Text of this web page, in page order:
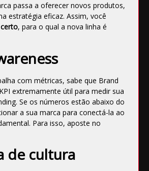
passa a oferecer novos produtos,
estratégia eficaz. Assim, você
, para o qual a nova linha é
com métricas, sabe que Brand
extremamente útil para medir sua
. Se os números estão abaixo do
a sua marca para conectá-la ao
Para isso, aposte no
de cultura